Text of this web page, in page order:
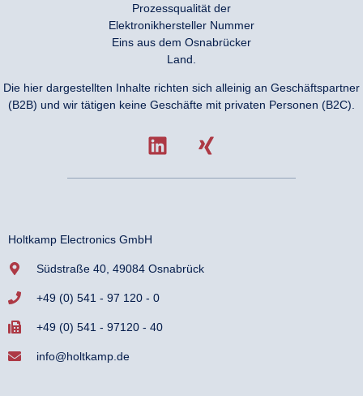
Prozessqualität der
Elektronikhersteller Nummer
Eins aus dem Osnabrücker
Land.
Die hier dargestellten Inhalte richten sich alleinig an Geschäftspartner
(B2B) und wir tätigen keine Geschäfte mit privaten Personen (B2C).
Holtkamp Electronics GmbH
Südstraße 40, 49084 Osnabrück
+49 (0) 541 - 97 120 - 0
+49 (0) 541 - 97120 - 40
info@holtkamp.de